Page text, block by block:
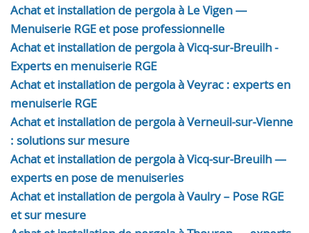
Achat et installation de pergola à Le Vigen —
Menuiserie RGE et pose professionnelle
Achat et installation de pergola à Vicq-sur-Breuilh -
Experts en menuiserie RGE
Achat et installation de pergola à Veyrac : experts en
menuiserie RGE
Achat et installation de pergola à Verneuil-sur-Vienne
: solutions sur mesure
Achat et installation de pergola à Vicq-sur-Breuilh —
experts en pose de menuiseries
Achat et installation de pergola à Vaulry – Pose RGE
et sur mesure